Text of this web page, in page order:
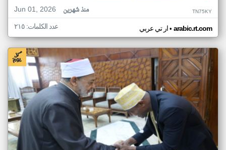
Jun 01, 2026
منذ شهرين TN75KY
ار تي عربي• arabic.rt.com عدد الكلمات: ٢١٥